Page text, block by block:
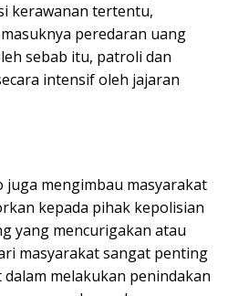
kerawanan tertentu,
peredaran uang
sebab itu, patroli dan
intensif oleh jajaran
juga mengimbau masyarakat
kepada pihak kepolisian
yang mencurigakan atau
masyarakat sangat penting
melakukan penindakan